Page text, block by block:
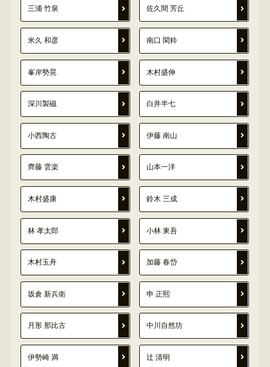
三浦 竹泉 佐久間 芳丘
米久 和彦 南口 閑粋
峯岸勢晃 木村盛伸
深川製磁 白井半七
小西陶古 伊藤 南山
齊藤 雲楽 山本一洋
木村盛康 鈴木 三成
林 孝太郎 小林 東吾
木村玉舟 加藤 春岱
坂倉 新兵衛 申 正熙
月形 那比古 中川自然坊
伊勢崎 満 辻 清明